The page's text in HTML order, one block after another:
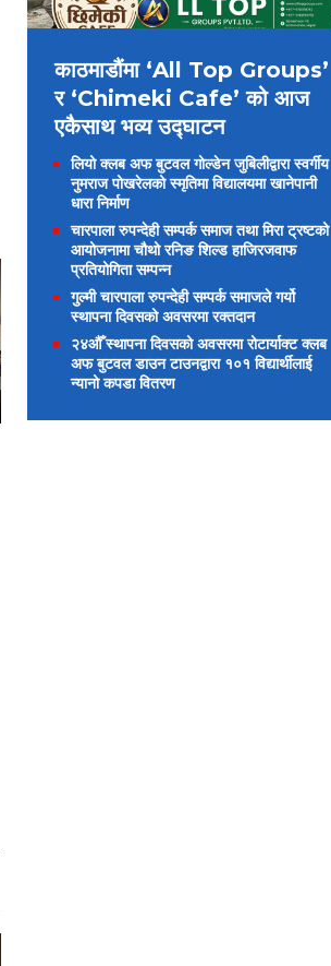
काठमाडौंमा ‘All Top Groups’
र ‘Chimeki Cafe’ को आज
एकैसाथ भव्य उद्घाटन
लियो क्लब अफ बुटवल गोल्डेन जुबिलीद्वारा स्वर्गीय
नुमराज पोखरेलको स्मृतिमा विद्यालयमा खानेपानी
धारा निर्माण
चारपाला रुपन्देही सम्पर्क समाज तथा मिरा ट्रष्टको
आयोजनामा चौथो रनिङ शिल्ड हाजिरजवाफ
प्रतियोगिता सम्पन्न
गुल्मी चारपाला रुपन्देही सम्पर्क समाजले गर्यो
स्थापना दिवसको अवसरमा रक्तदान
२४औँ स्थापना दिवसको अवसरमा रोटार्याक्ट क्लब
अफ बुटवल डाउन टाउनद्वारा १०१ विद्यार्थीलाई
न्यानो कपडा वितरण